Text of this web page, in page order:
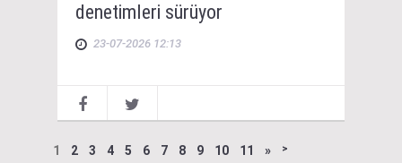
denetimleri sürüyor
23-07-2026 12:13
1 2 3 4 5 6 7 8 9 10 11 » ˃